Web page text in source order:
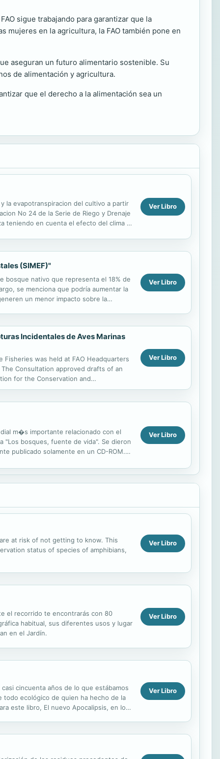
sigue trabajando para garantizar que la
mujeres en la agricultura, la FAO también pone en
aseguran un futuro alimentario sostenible. Su
de alimentación y agricultura.
que el derecho a la alimentación sea un
la evapotranspiracion del cultivo a partir
No 24 de la Serie de Riego y Drenaje
teniendo en cuenta el efecto del clima y
Ver Libro
(SIMEF)"
bosque nativo que representa el 18% de
se menciona que podría aumentar la
un menor impacto sobre la
Ver Libro
Incidentales de Aves Marinas
Fisheries was held at FAO Headquarters
Consultation approved drafts of an
for the Conservation and
Consultation discussed...
Ver Libro
m�s importante relacionado con el
bosques, fuente de vida". Se dieron
publicado solamente en un CD-ROM.
Ver Libro
at risk of not getting to know. This
status of species of amphibians,
Ver Libro
el recorrido te encontrarás con 80
habitual, sus diferentes usos y lugar
en el Jardín.
Ver Libro
cincuenta años de lo que estábamos
ecológico de quien ha hecho de la
este libro, El nuevo Apocalipsis, en los
Ver Libro